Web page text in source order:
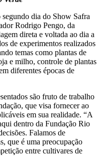
dia do Show Safra
Rodrigo Pengo, da
direta e voltada ao dia a
de experimentos realizados
temas como plantas de
e milho, controle de plantas
diferentes épocas de
são fruto de trabalho
que visa fornecer ao
em sua realidade. “A
dentro da Fundação Rio
Falamos de
que é uma preocupação
entre cultivares de